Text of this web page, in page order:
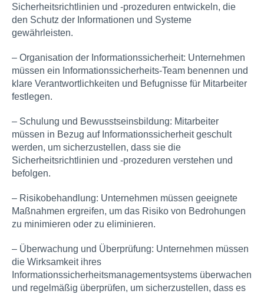
Sicherheitsrichtlinien und -prozeduren entwickeln, die
den Schutz der Informationen und Systeme
gewährleisten.
– Organisation der Informationssicherheit: Unternehmen
müssen ein Informationssicherheits-Team benennen und
klare Verantwortlichkeiten und Befugnisse für Mitarbeiter
festlegen.
– Schulung und Bewusstseinsbildung: Mitarbeiter
müssen in Bezug auf Informationssicherheit geschult
werden, um sicherzustellen, dass sie die
Sicherheitsrichtlinien und -prozeduren verstehen und
befolgen.
– Risikobehandlung: Unternehmen müssen geeignete
Maßnahmen ergreifen, um das Risiko von Bedrohungen
zu minimieren oder zu eliminieren.
– Überwachung und Überprüfung: Unternehmen müssen
die Wirksamkeit ihres
Informationssicherheitsmanagementsystems überwachen
und regelmäßig überprüfen, um sicherzustellen, dass es